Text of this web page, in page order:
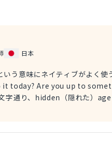
日本
ネイティブがよく使う表現です。 例文
with house chores today.
何かと不思議に思っています。